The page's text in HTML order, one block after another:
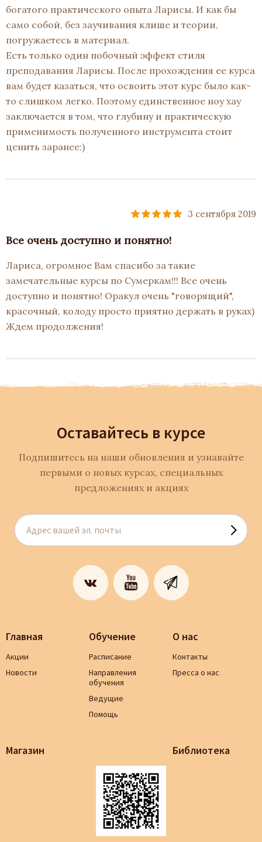
богатого практического опыта Ларисы. И как бы
само собой, без заучивания клише и теории,
погружаетесь в материал.
Есть только один побочный эффект стиля
преподавания Ларисы. После прохождения ее курса
вам будет казаться, что освоить этот курс было как-
то слишком легко. Поэтому единственное ноу хау
заключается в том, что глубину и практическую
применимость полученного инструмента стоит
ценить заранее:)
3 сентября 2019
Все очень доступно и понятно!
Лариса, огромное Вам спасибо за такие
замечательные курсы по Сумеркам!!! Все очень
доступно и понятно! Оракул очень "говорящий",
красочный, колоду просто приятно держать в руках)
Ждем продолжения!
Оставайтесь в курсе
Подпишитесь на наши обновления и узнавайте
первыми о новых курсах, специальных
предложениях и акциях
Главная
Акции
Новости
Обучение
Расписание
Направления
обучения
Ведущие
Помощь
О нас
Контакты
Пресса о нас
Магазин Библиотека